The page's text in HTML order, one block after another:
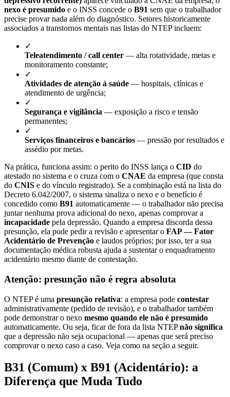
nexo é presumido e o INSS concede o B91 sem que o trabalhador
precise provar nada além do diagnóstico. Setores historicamente
associados a transtornos mentais nas listas do NTEP incluem:
✓
Teleatendimento / call center — alta rotatividade, metas e
monitoramento constante;
✓
Atividades de atenção à saúde — hospitais, clínicas e
atendimento de urgência;
✓
Segurança e vigilância — exposição a risco e tensão
permanentes;
✓
Serviços financeiros e bancários — pressão por resultados e
assédio por metas.
Na prática, funciona assim: o perito do INSS lança o CID do
atestado no sistema e o cruza com o CNAE da empresa (que consta
do CNIS e do vínculo registrado). Se a combinação está na lista do
Decreto 6.042/2007, o sistema sinaliza o nexo e o benefício é
concedido como B91 automaticamente — o trabalhador não precisa
juntar nenhuma prova adicional do nexo, apenas comprovar a
incapacidade pela depressão. Quando a empresa discorda dessa
presunção, ela pode pedir a revisão e apresentar o FAP — Fator
Acidentário de Prevenção e laudos próprios; por isso, ter a sua
documentação médica robusta ajuda a sustentar o enquadramento
acidentário mesmo diante de contestação.
Atenção: presunção não é regra absoluta
O NTEP é uma presunção relativa: a empresa pode contestar
administrativamente (pedido de revisão), e o trabalhador também
pode demonstrar o nexo mesmo quando ele não é presumido
automaticamente. Ou seja, ficar de fora da lista NTEPnão significa
que a depressão não seja ocupacional — apenas que será preciso
comprovar o nexo caso a caso. Veja como na seção a seguir.
B31 (Comum) x B91 (Acidentário): a
Diferença que Muda Tudo